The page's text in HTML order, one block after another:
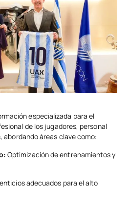
especializada para el
de los jugadores, personal
abordando áreas clave como:
Optimización de entrenamientos y
adecuados para el alto